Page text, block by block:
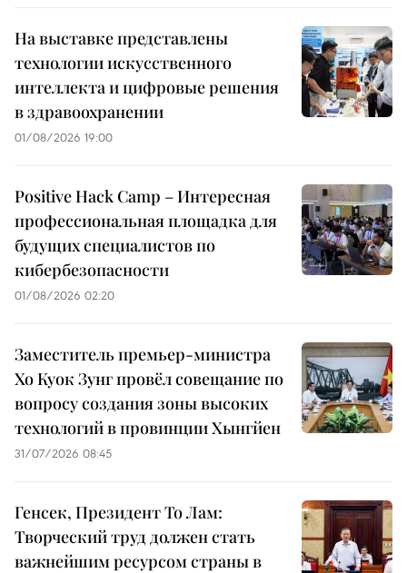
На выставке представлены
технологии искусственного
интеллекта и цифровые решения
в здравоохранении
01/08/2026 19:00
Positive Hack Camp – Интересная
профессиональная площадка для
будущих специалистов по
кибербезопасности
01/08/2026 02:20
Заместитель премьер-министра
Хо Куок Зунг провёл совещание по
вопросу создания зоны высоких
технологий в провинции Хынгйен
31/07/2026 08:45
Генсек, Президент То Лам:
Творческий труд должен стать
важнейшим ресурсом страны в